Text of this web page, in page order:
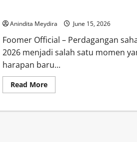
Anindita Meydira June 15, 2026
Foomer Official – Perdagangan
2026 menjadi salah satu momen
harapan baru...
Read MoreRead
more
Melesat,